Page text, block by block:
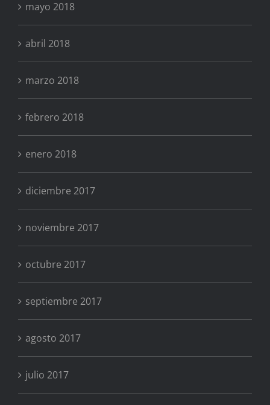
mayo 2018
abril 2018
marzo 2018
febrero 2018
enero 2018
diciembre 2017
noviembre 2017
octubre 2017
septiembre 2017
agosto 2017
julio 2017